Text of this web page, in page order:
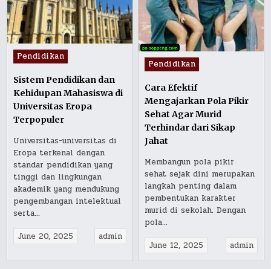
Posted
in
Pendidikan
Sistem Pendidikan dan
Kehidupan Mahasiswa di
Universitas Eropa
Terpopuler
Universitas-universitas di
Eropa terkenal dengan
standar pendidikan yang
tinggi dan lingkungan
akademik yang mendukung
pengembangan intelektual
serta…
June 20, 2025
admin
Posted
in
Pendidikan
Cara Efektif
Mengajarkan Pola Pikir
Sehat Agar Murid
Terhindar dari Sikap
Jahat
Membangun pola pikir
sehat sejak dini merupakan
langkah penting dalam
pembentukan karakter
murid di sekolah. Dengan
pola…
June 12, 2025
admin